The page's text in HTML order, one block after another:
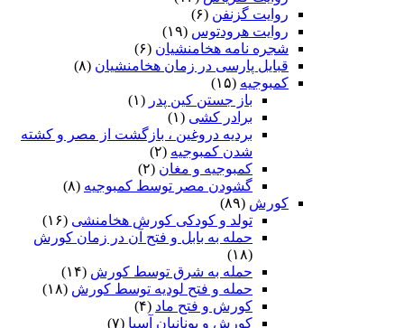
روایت گزنفن (۶)
روایت هرودتوس (۱۹)
شجره نامه هخامنشیان (۶)
قبایل پارسی در زمان هخامنشیان (۸)
کمبوجیه (۱۵)
باز جستن کین پدر (۱)
برادر کشی (۱)
بردیه دروغین ، بازگشت از مصر و کشته
شدن کمبوجیه (۲)
کمبوجیه و مغان (۲)
گشودن مصر توسط کمبوجیه (۸)
کورش (۸۹)
تولد و کودکی کورش هخامنشی (۱۶)
حمله به بابل و فتح آن در زمان کورش
(۱۸)
حمله به شرق توسط کورش (۱۴)
حمله و فتح لودیه توسط کورش (۱۸)
کورش و فتح ماد (۴)
کورش و یونانیان آسیا (۷)